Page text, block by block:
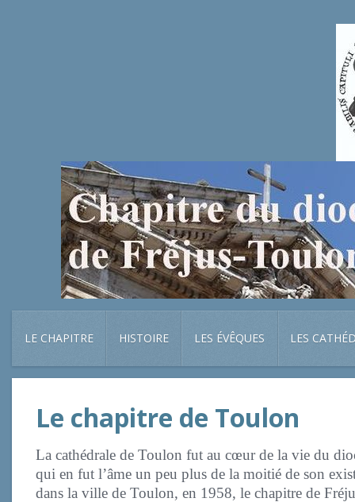
LE CHAPITRE HISTOIRE LES ÉVÊQUES LES
Le chapitre de Toulon
La cathédrale de Toulon fut au cœur de la vie du
qui en fut l’âme un peu plus de la moitié de son
dans la ville de Toulon, en 1958, le chapitre de